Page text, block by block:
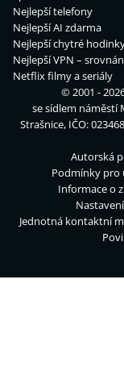
Nejlepší telefony
Nejlepší AI zdarma
Nejlepší chytré
Nejlepší VPN –
Netflix filmy a seriály
© 2001 -
se sídlem náměstí
Strašnice, IČO:
Autorská
Podmínky pro
Informace o
Jednotná kontaktní